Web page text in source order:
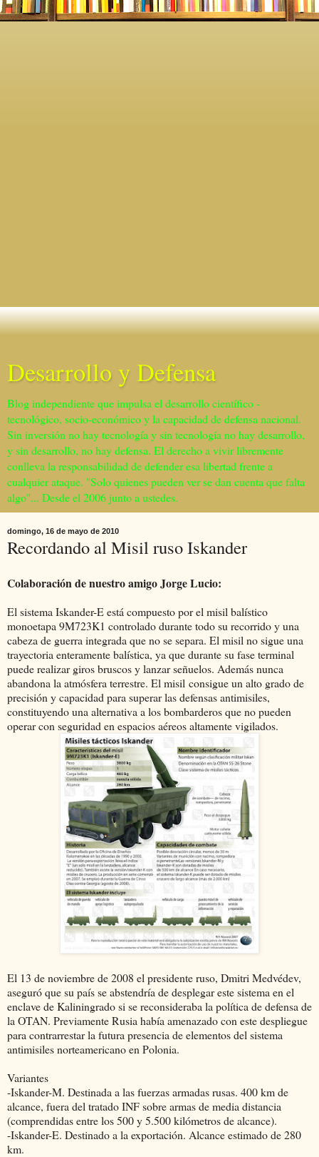
Desarrollo y Defensa
Blog independiente que impulsa el desarrollo científico -
tecnológico, socio-económico y la capacidad de defensa nacional.
Sin inversión no hay tecnología y sin tecnología no hay desarrollo,
y sin desarrollo, no hay defensa. El derecho a vivir libremente
conlleva la responsabilidad de defender esa libertad frente a
cualquier ataque. "Solo quienes pueden ver se dan cuenta que falta
algo"... Desde el 2006 junto a ustedes.
domingo, 16 de mayo de 2010
Recordando al Misil ruso Iskander
Colaboración de nuestro amigo Jorge Lucio:
El sistema Iskander-E está compuesto por el misil balístico
monoetapa 9M723K1 controlado durante todo su recorrido y una
cabeza de guerra integrada que no se separa. El misil no sigue una
trayectoria enteramente balística, ya que durante su fase terminal
puede realizar giros bruscos y lanzar señuelos. Además nunca
abandona la atmósfera terrestre. El misil consigue un alto grado de
precisión y capacidad para superar las defensas antimisiles,
constituyendo una alternativa a los bombarderos que no pueden
operar con seguridad en espacios aéreos altamente vigilados.
El 13 de noviembre de 2008 el presidente ruso, Dmitri Medvédev,
aseguró que su país se abstendría de desplegar este sistema en el
enclave de Kaliningrado si se reconsideraba la política de defensa de
la OTAN. Previamente Rusia había amenazado con este despliegue
para contrarrestar la futura presencia de elementos del sistema
antimisiles norteamericano en Polonia.
Variantes
-Iskander-M. Destinada a las fuerzas armadas rusas. 400 km de
alcance, fuera del tratado INF sobre armas de media distancia
(comprendidas entre los 500 y 5.500 kilómetros de alcance).
-Iskander-E. Destinado a la exportación. Alcance estimado de 280
km.